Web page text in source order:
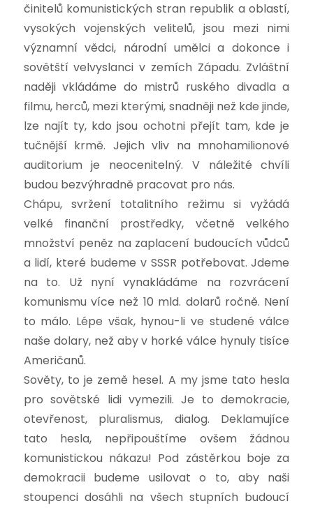
činitelů komunistických stran republik a oblastí,
vysokých vojenských velitelů, jsou mezi nimi
významní vědci, národní umělci a dokonce i
sovětští velvyslanci v zemích Západu. Zvláštní
naději vkládáme do mistrů ruského divadla a
filmu, herců, mezi kterými, snadněji než kde jinde,
lze najít ty, kdo jsou ochotni přejít tam, kde je
tučnější krmě. Jejich vliv na mnohamilionové
auditorium je neocenitelný. V náležité chvíli
budou bezvýhradně pracovat pro nás.
Chápu, svržení totalitního režimu si vyžádá
velké finanční prostředky, včetně velkého
množství peněz na zaplacení budoucích vůdců
a lidí, které budeme v SSSR potřebovat. Jdeme
na to. Už nyní vynakládáme na rozvrácení
komunismu více než 10 mld. dolarů ročně. Není
to málo. Lépe však, hynou-li ve studené válce
naše dolary, než aby v horké válce hynuly tisíce
Američanů.
Sověty, to je země hesel. A my jsme tato hesla
pro sovětské lidi vymezili. Je to demokracie,
otevřenost, pluralismus, dialog. Deklamujíce
tato hesla, nepřipouštíme ovšem žádnou
komunistickou nákazu! Pod zástěrkou boje za
demokracii budeme usilovat o to, aby naši
stoupenci dosáhli na všech stupních budoucí